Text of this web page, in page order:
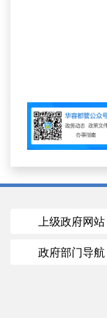
上级政府网站
政府部门导航